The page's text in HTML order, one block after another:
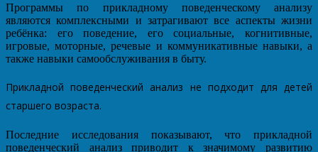
Программы по прикладному поведенческому анализу
являются комплексными и затрагивают все аспекты жизни
ребёнка: его поведение, его социальные, когнитивные,
игровые, моторные, речевые и коммуникативные навыки, а
также навыки самообслуживания в быту.
Прикладной поведенческий анализ не подходит для детей
старшего возраста.
Последние исследования показывают, что прикладной
поведенческий анализ приводит к значимому развитию